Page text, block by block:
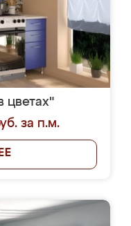
цветах"
за п.м.